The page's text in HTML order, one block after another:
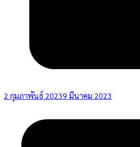
2 กุมภาพันธ์ 20239 มีนาคม 2023